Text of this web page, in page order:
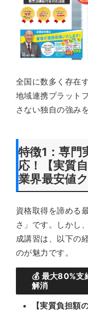
全国に数多く存在
地域連携プラット
さない独自の強み
特徴1：専門
応！【実質
業界最安値
資格取得を諦める
さ」です。しかし
成講習は、以下の
のが魅力です。
💰 最大80%支
解消
【実質負担額